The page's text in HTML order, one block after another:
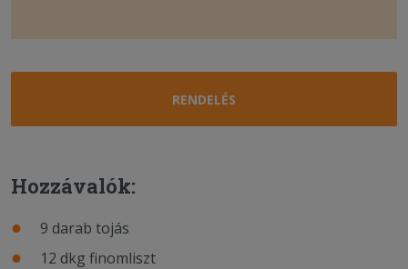
RENDELÉS
Hozzávalók:
9 darab tojás
12 dkg finomliszt